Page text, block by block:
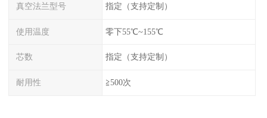
真空法兰型号 指定（支持定制）
使用温度 零下55℃~155℃
芯数 指定（支持定制）
耐用性 ≧500次